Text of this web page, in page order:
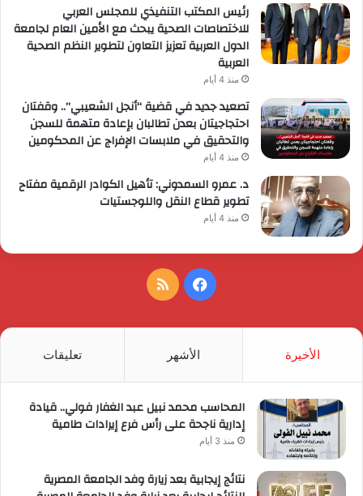
رئيس المكتب التنفيذي للمجلس العربي
للاختصاصات الصحية يبحث مع الأمين العام لجامعة
الدول العربية تعزيز التعاون لتطوير النظم الصحية
العربية
منذ 4 أيام
تصعيد جديد في قضية “أنجل الشعيبي”.. وقفتان
احتجاجيتان بعدن تطالبان بإعادة متهمة للسجن
والتحقيق في ملابسات الإفراج عن المحكومين
منذ 4 أيام
د. عمرو السمدوني: تأهيل الكوادر الرقمية مفتاح
تطوير قطاع النقل واللوجستيات
منذ 4 أيام
فيسبوكملخص
الأخيرة الأشهر تعليقات
المحاسب محمد نبيل عبد الغفار فولي.. قيادة
إدارية ناجحة على رأس فرع إيرادات طامية
منذ 3 أيام
نتائج إيجابية بعد زيارة وفد الجامعة المصرية